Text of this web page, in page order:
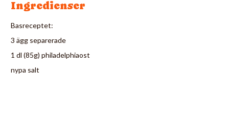
Ingredienser
Basreceptet:
3 ägg separerade
1 dl (85g) philadelphiaost
nypa salt